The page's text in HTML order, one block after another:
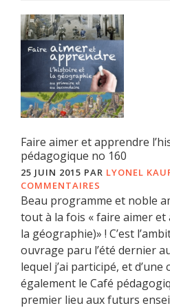
Faire aimer et apprendre
pédagogique no 160
25 JUIN 2015 PAR LYONEL
COMMENTAIRES
Beau programme et noble
tout à la fois « faire aimer et
la géographie)» ! C’est
ouvrage paru l’été dernier
lequel j’ai participé, et
également le Café
premier lieu aux futurs